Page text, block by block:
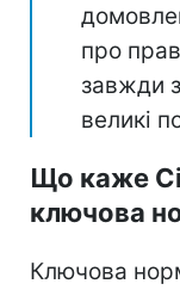
про
завжди
великі
Що каже
ключова
Ключова